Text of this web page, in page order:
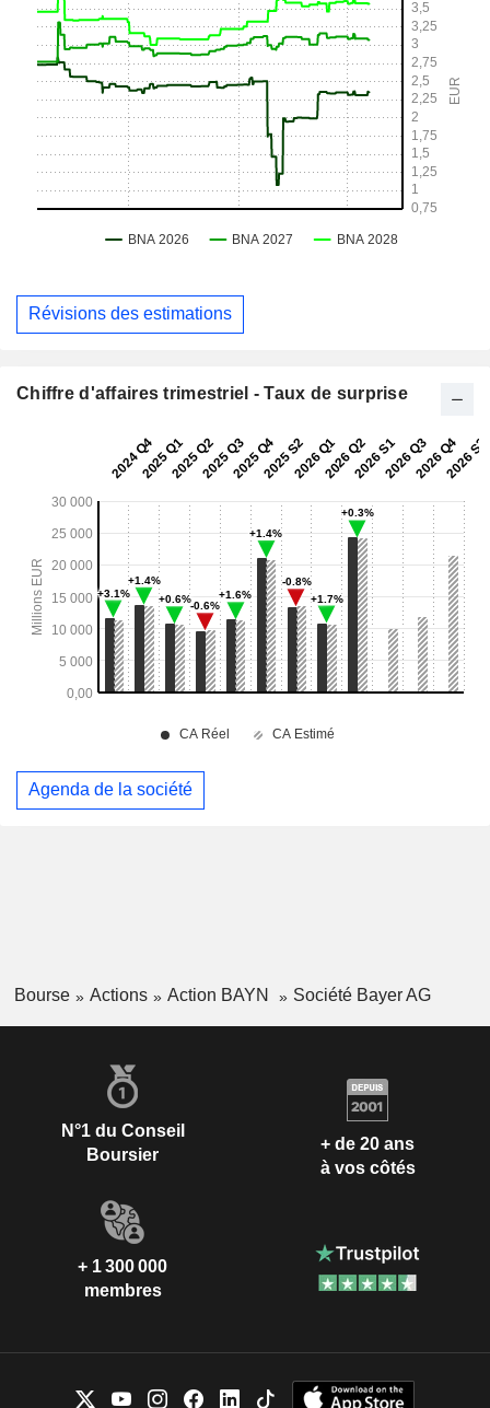
Révisions des estimations
Chiffre d'affaires trimestriel - Taux de surprise
Agenda de la société
Bourse Actions Action BAYN Société Bayer AG
N°1 du Conseil
Boursier
+ de 20 ans
à vos côtés
+ 1 300 000
membres